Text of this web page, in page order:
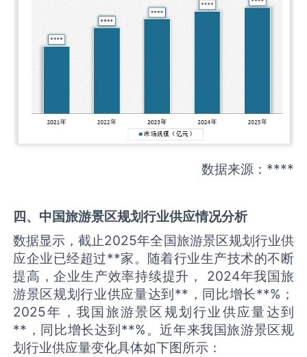
数据来源：****
四、中国旅游景区规划行业供应情况分析
数据显示，截止2025年全国旅游景区规划行业供
应企业已经超过**家。随着行业生产技术的不断
提高，企业生产效率持续提升， 2024年我国旅
游景区规划行业供应量达到**，同比增长**%；
2025年，我国旅游景区规划行业供应量达到
**，同比增长达到**%。近年来我国旅游景区规
划行业供应量变化具体如下图所示：